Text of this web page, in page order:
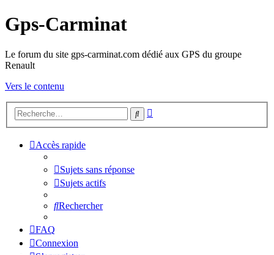
Gps-Carminat
Le forum du site gps-carminat.com dédié aux GPS du groupe
Renault
Vers le contenu
Rechercher
Accès rapide
Sujets sans réponse
Sujets actifs
Rechercher
FAQ
Connexion